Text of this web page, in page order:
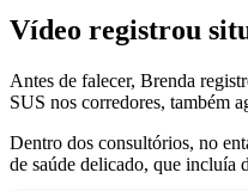
Vídeo registrou
Antes de falecer, Brenda
SUS nos corredores, também
Dentro dos consultórios, no
de saúde delicado, que incluía